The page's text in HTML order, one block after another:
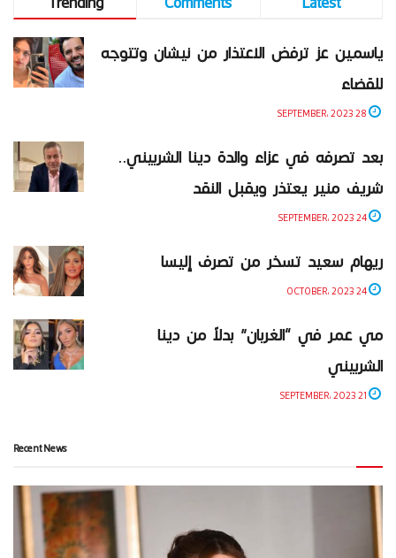
ياسمين عز ترفض الاعتذار من نيشان وتتوجه
للقضاء
بعد تصرفه في عزاء والدة دينا الشربيني..
شريف منير يعتذر ويقبل النقد
ريهام سعيد تسخر من تصرف إليسا
مي عمر في “الغربان” بدلاً من دينا
الشربيني
Recent News